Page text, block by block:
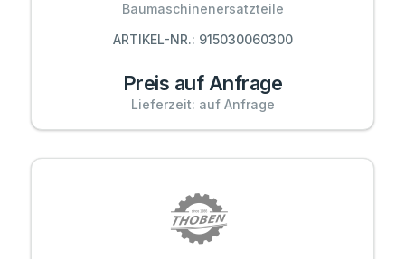
Baumaschinenersatzteile
ARTIKEL-NR.: 915030060300
Preis auf Anfrage
Lieferzeit: auf Anfrage